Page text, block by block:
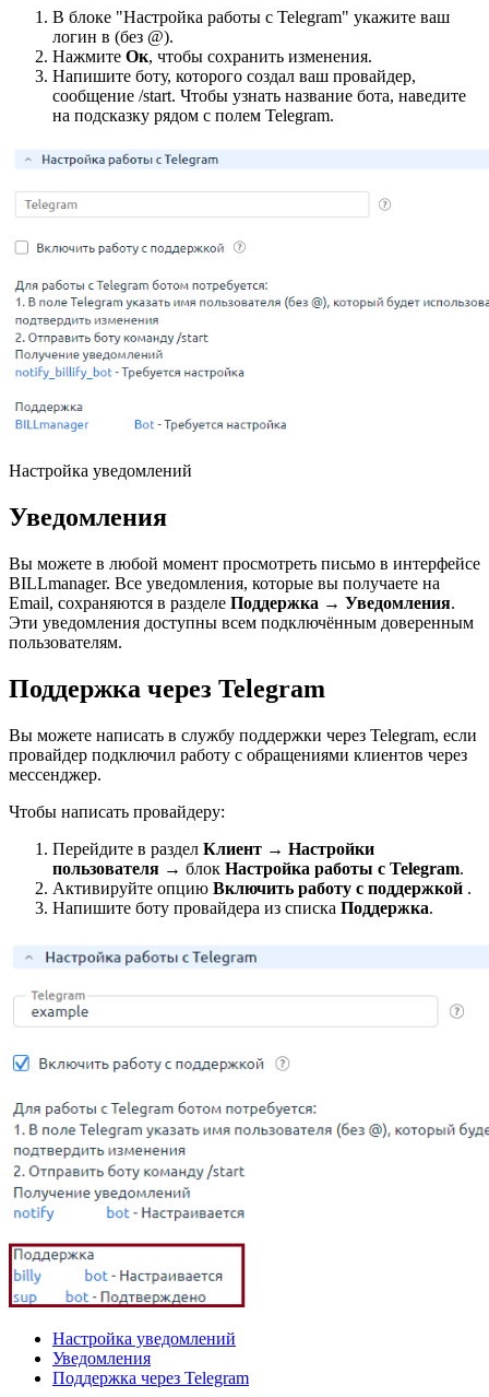
В блоке "Настройка работы с Telegram" укажите ваш
логин в (без @).
Нажмите Ок, чтобы сохранить изменения.
Напишите боту, которого создал ваш провайдер,
сообщение /start. Чтобы узнать название бота, наведите
на подсказку рядом с полем Telegram.
Настройка уведомлений
Уведомления
Вы можете в любой момент просмотреть письмо в интерфейсе
BILLmanager. Все уведомления, которые вы получаете на
Email, сохраняются в разделе Поддержка → Уведомления.
Эти уведомления доступны всем подключённым доверенным
пользователям.
Поддержка через Telegram
Вы можете написать в службу поддержки через Telegram, если
провайдер подключил работу с обращениями клиентов через
мессенджер.
Чтобы написать провайдеру:
Перейдите в раздел Клиент → Настройки
пользователя → блок Настройка работы с Telegram.
Активируйте опцию Включить работу с поддержкой .
Напишите боту провайдера из списка Поддержка.
Настройка уведомлений
Уведомления
Поддержка через Telegram